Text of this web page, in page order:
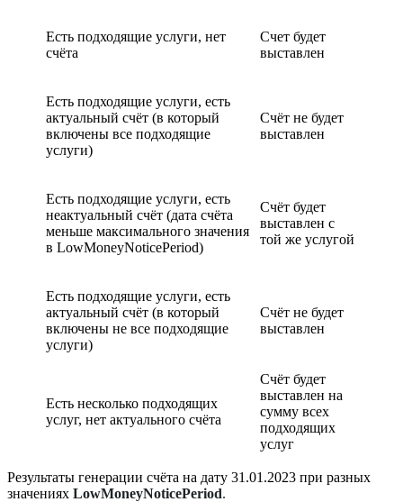
Есть подходящие услуги, нет
счёта
Счет будет
выставлен
Есть подходящие услуги, есть
актуальный счёт (в который
включены все подходящие
услуги)
Счёт не будет
выставлен
Есть подходящие услуги, есть
неактуальный счёт (дата счёта
меньше максимального значения
в LowMoneyNoticePeriod)
Счёт будет
выставлен с
той же услугой
Есть подходящие услуги, есть
актуальный счёт (в который
включены не все подходящие
услуги)
Счёт не будет
выставлен
Есть несколько подходящих
услуг, нет актуального счёта
Счёт будет
выставлен на
сумму всех
подходящих
услуг
Результаты генерации счёта на дату 31.01.2023 при разных
значениях LowMoneyNoticePeriod.